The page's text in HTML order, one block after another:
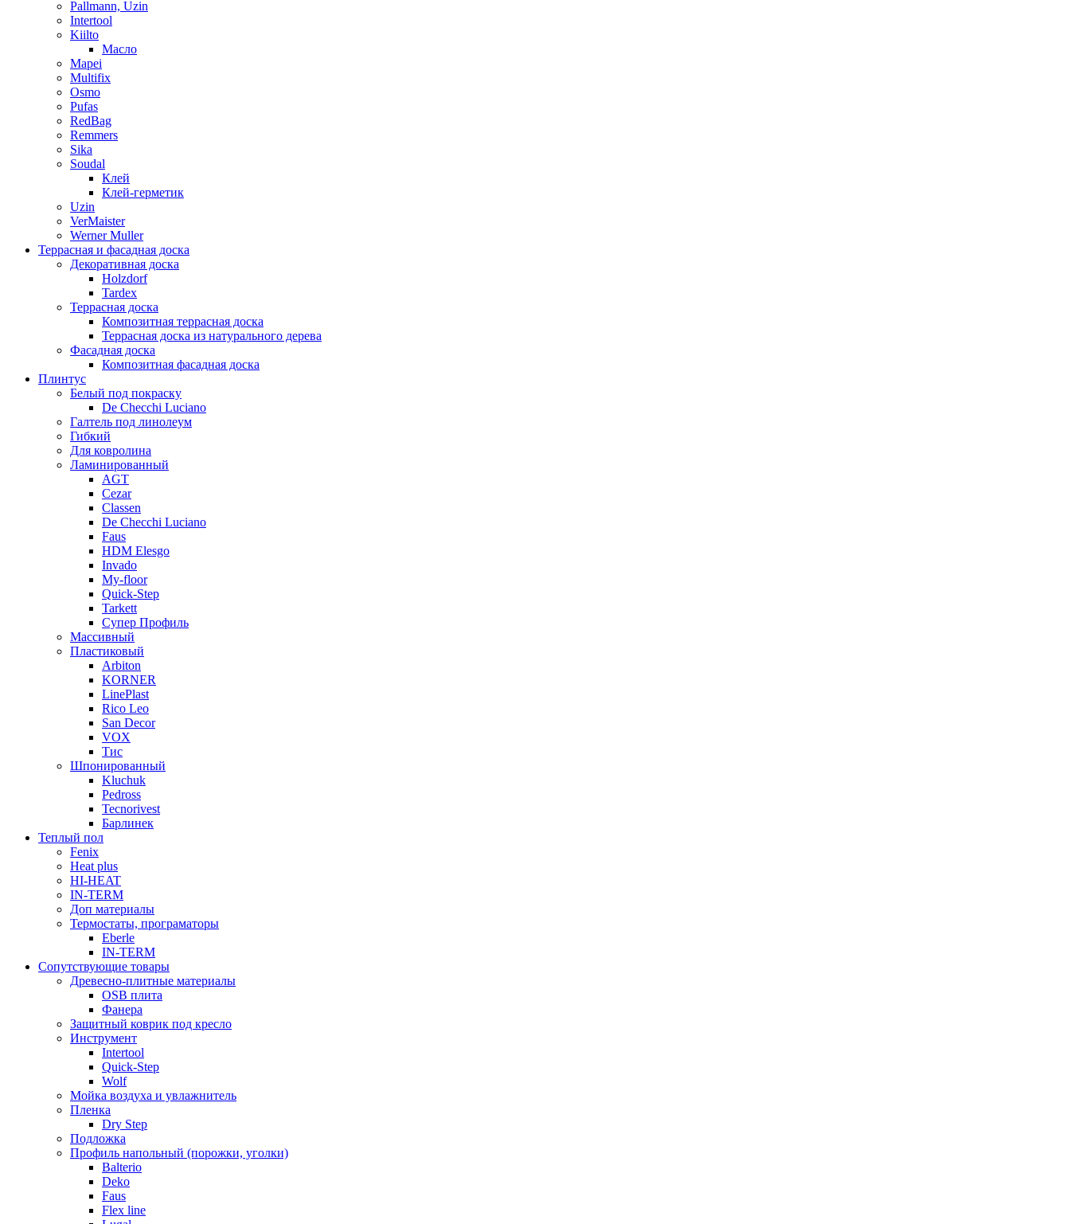
Pallmann, Uzin
Intertool
Kiilto
Масло
Mapei
Multifix
Osmo
Pufas
RedBag
Remmers
Sika
Soudal
Клей
Клей-герметик
Uzin
VerMaister
Werner Muller
Террасная и фасадная доска
Декоративная доска
Holzdorf
Tardex
Террасная доска
Композитная террасная доска
Террасная доска из натурального дерева
Фасадная доска
Композитная фасадная доска
Плинтус
Белый под покраску
De Checchi Luciano
Галтель под линолеум
Гибкий
Для ковролина
Ламинированный
AGT
Cezar
Classen
De Checchi Luciano
Faus
HDM Elesgo
Invado
My-floor
Quick-Step
Tarkett
Супер Профиль
Массивный
Пластиковый
Arbiton
KORNER
LinePlast
Rico Leo
San Decor
VOX
Тис
Шпонированный
Kluchuk
Pedross
Tecnorivest
Барлинек
Теплый пол
Fenix
Heat plus
HI-HEAT
IN-TERM
Доп материалы
Термостаты, програматоры
Eberle
IN-TERM
Сопутствующие товары
Древесно-плитные материалы
OSB плита
Фанера
Защитный коврик под кресло
Инструмент
Intertool
Quick-Step
Wolf
Мойка воздуха и увлажнитель
Пленка
Dry Step
Подложка
Профиль напольный (порожки, уголки)
Balterio
Deko
Faus
Flex line